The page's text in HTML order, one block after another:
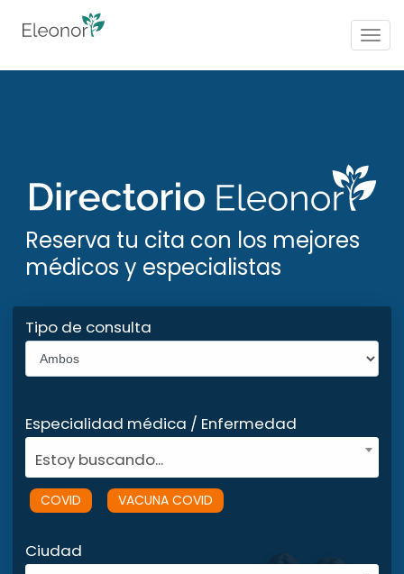
Reserva tu cita con los mejores
médicos y especialistas
Tipo de consulta
Especialidad médica / Enfermedad
Estoy buscando...
COVID VACUNA COVID
Ciudad